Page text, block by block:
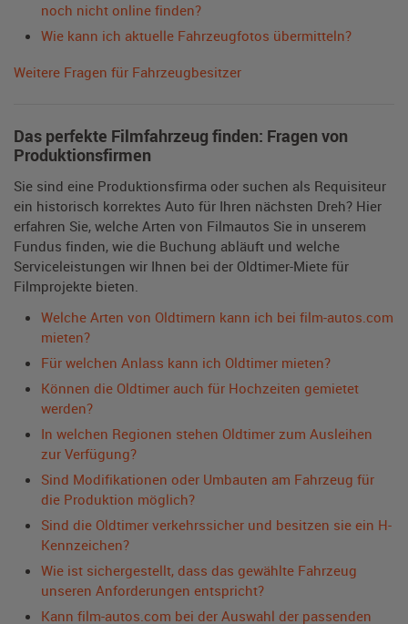
noch nicht online finden?
Wie kann ich aktuelle Fahrzeugfotos übermitteln?
Weitere Fragen für Fahrzeugbesitzer
Das perfekte Filmfahrzeug finden: Fragen von
Produktionsfirmen
Sie sind eine Produktionsfirma oder suchen als Requisiteur
ein historisch korrektes Auto für Ihren nächsten Dreh? Hier
erfahren Sie, welche Arten von Filmautos Sie in unserem
Fundus finden, wie die Buchung abläuft und welche
Serviceleistungen wir Ihnen bei der Oldtimer-Miete für
Filmprojekte bieten.
Welche Arten von Oldtimern kann ich bei film-autos.com
mieten?
Für welchen Anlass kann ich Oldtimer mieten?
Können die Oldtimer auch für Hochzeiten gemietet
werden?
In welchen Regionen stehen Oldtimer zum Ausleihen
zur Verfügung?
Sind Modifikationen oder Umbauten am Fahrzeug für
die Produktion möglich?
Sind die Oldtimer verkehrssicher und besitzen sie ein H-
Kennzeichen?
Wie ist sichergestellt, dass das gewählte Fahrzeug
unseren Anforderungen entspricht?
Kann film-autos.com bei der Auswahl der passenden